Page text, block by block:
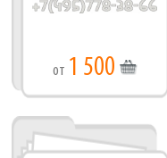
от 1 500